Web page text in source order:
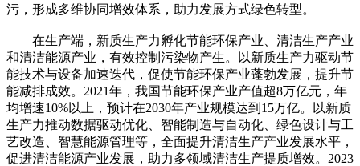
污，形成多维协同增效体系，助力发展方式绿色转型。
在生产端，新质生产力孵化节能环保产业、清洁生产产业
和清洁能源产业，有效控制污染物产生。以新质生产力驱动节
能技术与设备加速迭代，促使节能环保产业蓬勃发展，提升节
能减排成效。2021年，我国节能环保产业产值超8万亿元，年
均增速10%以上，预计在2030年产业规模达到15万亿。以新质
生产力推动数据驱动优化、智能制造与自动化、绿色设计与工
艺改造、智慧能源管理等，全面提升清洁生产产业发展水平，
促进清洁能源产业发展，助力多领域清洁生产提质增效。2023